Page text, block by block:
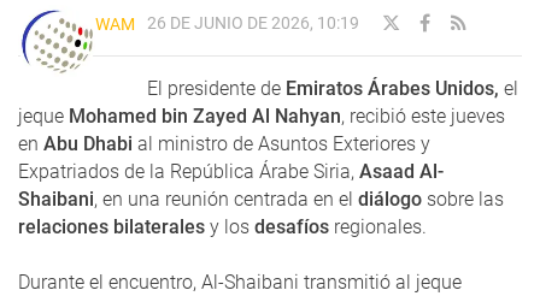
WAM 26 DE JUNIO DE 2026, 10:19
El presidente de Emiratos Árabes Unidos, el
jeque Mohamed bin Zayed Al Nahyan, recibió este jueves
en Abu Dhabi al ministro de Asuntos Exteriores y
Expatriados de la República Árabe Siria, Asaad Al-
Shaibani, en una reunión centrada en el diálogo sobre las
relaciones bilaterales y los desafíos regionales.
Durante el encuentro, Al-Shaibani transmitió al jeque